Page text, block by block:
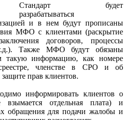
Стандарт будет
разрабатываться
и в нем будут прописаны
МФО с клиентами (раскрытие
договоров, процессы
Также МФО будут обязаны
такую информацию, как номере
членстве в СРО и об
прав клиентов.
информировать клиентов о
взымается отдельная плата) и
обращения для подачи жалобы и